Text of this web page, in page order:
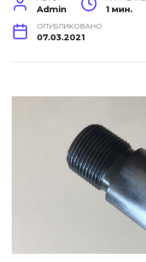
Admin 1 мин.
ОПУБЛИКОВАНО
07.03.2021